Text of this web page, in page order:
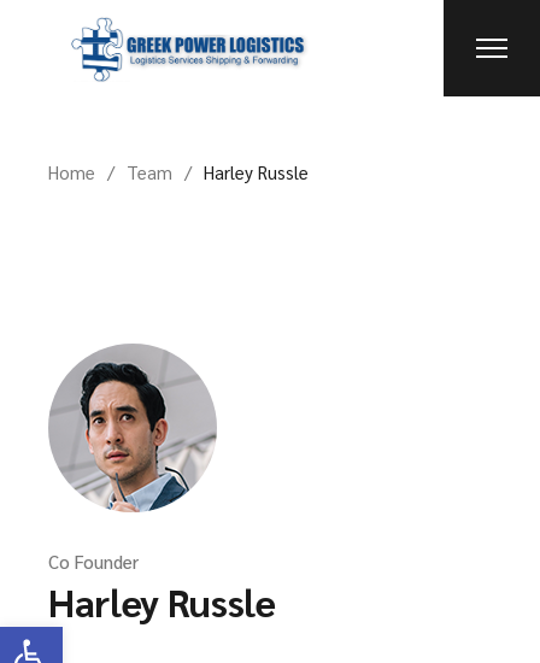
Ανοίξτε τη γραμμή εργαλείων
Home Team Harley Russle
Co Founder
Harley Russle